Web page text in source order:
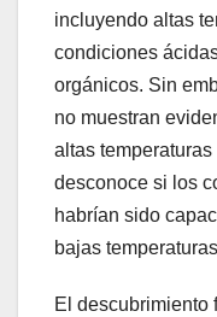
incluyendo altas
condiciones
orgánicos. Sin
no muestran
altas
desconoce si los
habrían sido
bajas
El descubrimiento